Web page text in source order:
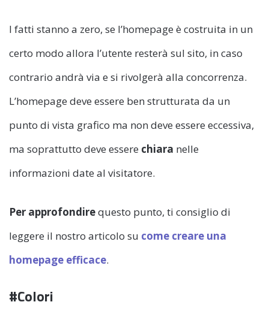
I fatti stanno a zero, se l’homepage è costruita in un
certo modo allora l’utente resterà sul sito, in caso
contrario andrà via e si rivolgerà alla concorrenza.
L’homepage deve essere ben strutturata da un
punto di vista grafico ma non deve essere eccessiva,
ma soprattutto deve essere chiara nelle
informazioni date al visitatore.
Per approfondirequesto punto, ti consiglio di
leggere il nostro articolo su come creare una
homepage efficace.
#Colori